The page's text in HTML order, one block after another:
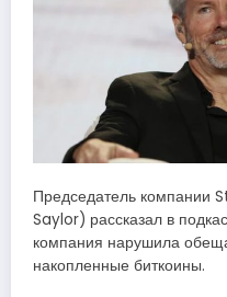
Председатель компании
Saylor) рассказал в
компания нарушила
накопленные биткоины.